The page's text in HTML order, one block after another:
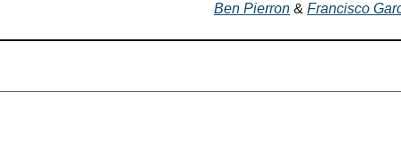
Ben Pierron & Francisco